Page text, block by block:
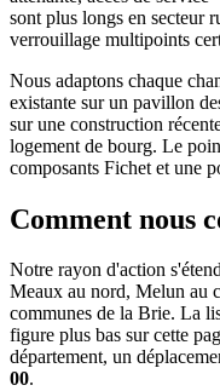
sont plus longs en secteur
verrouillage multipoints
Nous adaptons chaque
existante sur un pavillon
sur une construction
logement de bourg. Le
composants Fichet et une
Comment nous
Notre rayon d'action
Meaux au nord, Melun au
communes de la Brie. La
figure plus bas sur cette
département, un
00.